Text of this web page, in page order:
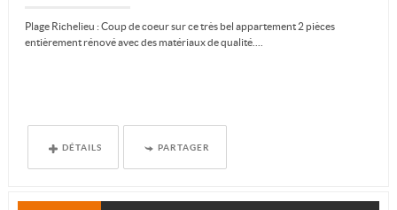
Plage Richelieu : Coup de coeur sur ce très bel appartement 2 pièces
entièrement rénové avec des matériaux de qualité....
DÉTAILS PARTAGER